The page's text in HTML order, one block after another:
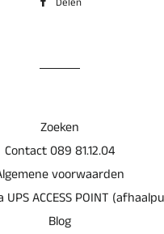
Zoeken
Contact 089 81.12.04
voorwaarden
ACCESS POINT
Blog